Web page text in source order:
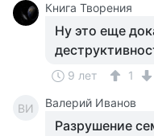
Книга Творения
Ну это еще
9 лет 1
ВИ Валерий Иванов
Разрушение